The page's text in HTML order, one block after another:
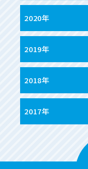
2020年
2019年
2018年
2017年